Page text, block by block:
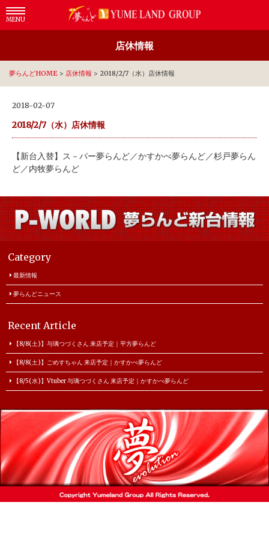
MENU
店休情報
夢らんどHOME > 店休情報 > 2018/2/7（水）店休情報
2018-02-07
2018/2/7（水）店休情報
【新台入替】ス－パー夢らんど／かすかべ夢らんど／杉戸夢らん
ど／内牧夢らんど
Category
最新情報
夢らんどニュース
Recent Article
【8/8(土)】与璃つづくさん 来店予定｜平方夢らんど
【8/8(土)】ごめすちゃん 来店予定｜かすかべ夢らんど
【8/5(水)】Vtuber 与璃つづくさん 来店予定｜かすかべ夢らんど